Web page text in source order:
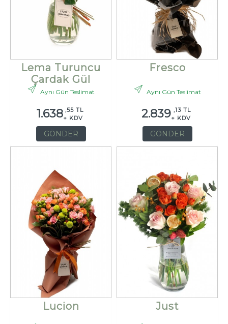
Lema Turuncu
Çardak Gül
Aynı Gün Teslimat
1.638 ,55 TL
+ KDV
GÖNDER
Fresco
Aynı Gün Teslimat
2.839 ,13 TL
+ KDV
GÖNDER
Lucion Just